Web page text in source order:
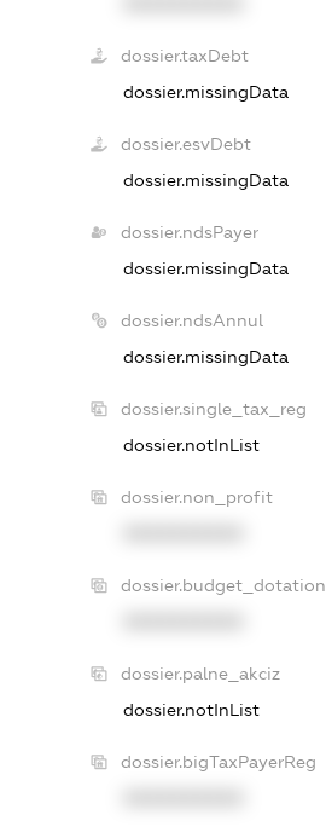
dossier.taxDebt
dossier.missingData
dossier.esvDebt
dossier.missingData
dossier.ndsPayer
dossier.missingData
dossier.ndsAnnul
dossier.missingData
dossier.single_tax_reg
dossier.notInList
dossier.non_profit
dossier.budget_dotation
dossier.palne_akciz
dossier.notInList
dossier.bigTaxPayerReg